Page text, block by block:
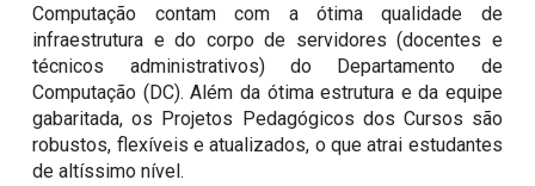
Computação contam com a ótima qualidade de
infraestrutura e do corpo de servidores (docentes e
técnicos administrativos) do Departamento de
Computação (DC). Além da ótima estrutura e da equipe
gabaritada, os Projetos Pedagógicos dos Cursos são
robustos, flexíveis e atualizados, o que atrai estudantes
de altíssimo nível.